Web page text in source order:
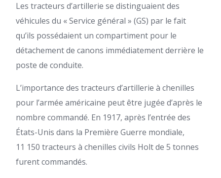
Les tracteurs d’artillerie se distinguaient des
véhicules du « Service général » (GS) par le fait
qu’ils possédaient un compartiment pour le
détachement de canons immédiatement derrière le
poste de conduite.
L’importance des tracteurs d’artillerie à chenilles
pour l’armée américaine peut être jugée d’après le
nombre commandé. En 1917, après l’entrée des
États-Unis dans la Première Guerre mondiale,
11 150 tracteurs à chenilles civils Holt de 5 tonnes
furent commandés.